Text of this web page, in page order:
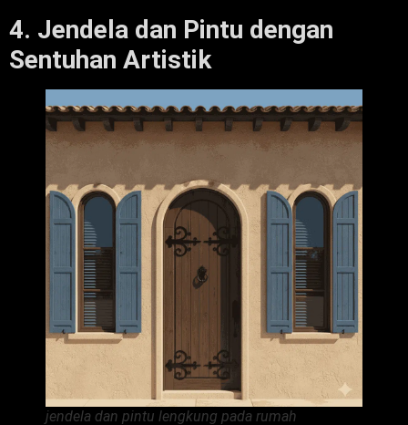
4. Jendela dan Pintu dengan
Sentuhan Artistik
jendela dan pintu lengkung pada rumah